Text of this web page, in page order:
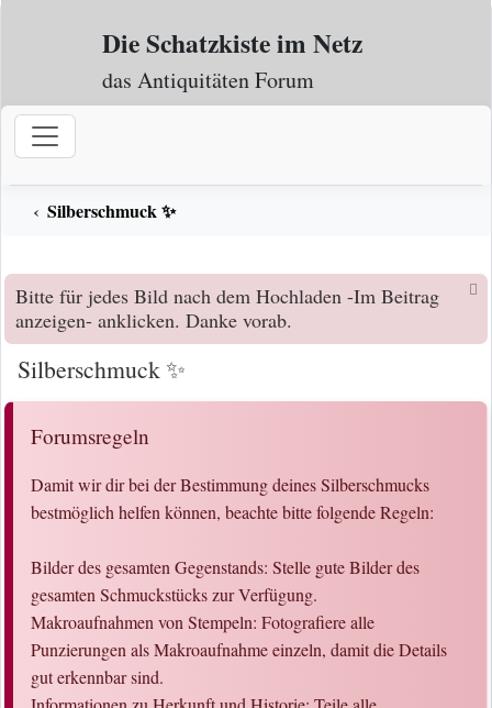
Zum Inhalt
Die Schatzkiste im Netz
das Antiquitäten Forum
Silberschmuck ✨
Bitte für jedes Bild nach dem Hochladen -Im Beitrag
anzeigen- anklicken. Danke vorab.
Silberschmuck ✨
Forumsregeln
Damit wir dir bei der Bestimmung deines Silberschmucks
bestmöglich helfen können, beachte bitte folgende Regeln:
Bilder des gesamten Gegenstands: Stelle gute Bilder des
gesamten Schmuckstücks zur Verfügung.
Makroaufnahmen von Stempeln: Fotografiere alle
Punzierungen als Makroaufnahme einzeln, damit die Details
gut erkennbar sind.